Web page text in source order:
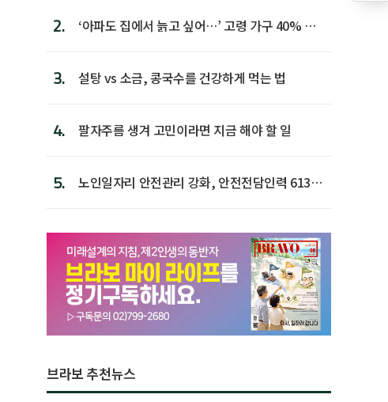
2.
‘아파도 집에서 늙고 싶어…’ 고령 가구 40% 노
3. 설탕 vs 소금, 콩국수를 건강하게 먹는 법
4. 팔자주름 생겨 고민이라면 지금 해야 할 일
5.
노인일자리 안전관리 강화, 안전전담인력 613명
브라보 추천뉴스